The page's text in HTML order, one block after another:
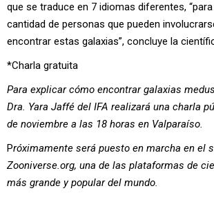
que se traduce en 7 idiomas diferentes,
cantidad de personas que pueden
encontrar estas galaxias”, concluye la
*Charla gratuita
Para explicar cómo encontrar galaxias
Dra. Yara Jaffé del IFA realizará una charla
de noviembre a las 18 horas en Valparaíso.
Próximamente será puesto en marcha en el
Zooniverse.org, una de las plataformas de
más grande y popular del mundo.